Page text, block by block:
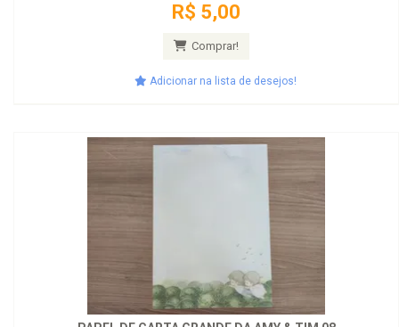
R$ 5,00
Comprar!
Adicionar na lista de desejos!